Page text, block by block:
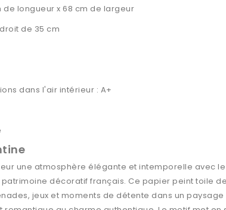
de longueur x 68 cm de largeur
de 35 cm
dans l'air intérieur : A+
une atmosphère élégante et intemporelle avec
décoratif français. Ce papier peint toile
jeux et moments de détente dans un